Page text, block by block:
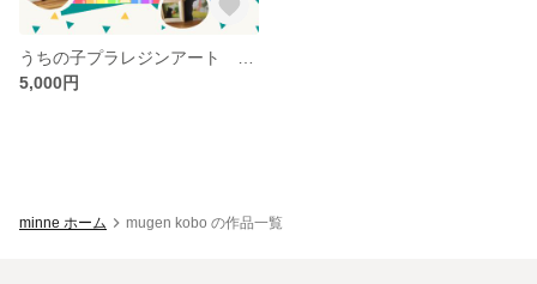
5,000円
minne ホーム mugen kobo の作品一覧